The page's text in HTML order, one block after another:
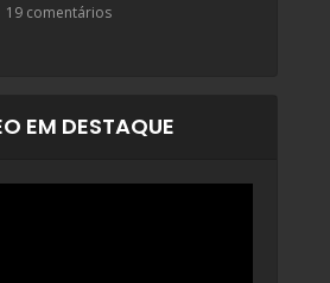
19 comentários
EM DESTAQUE